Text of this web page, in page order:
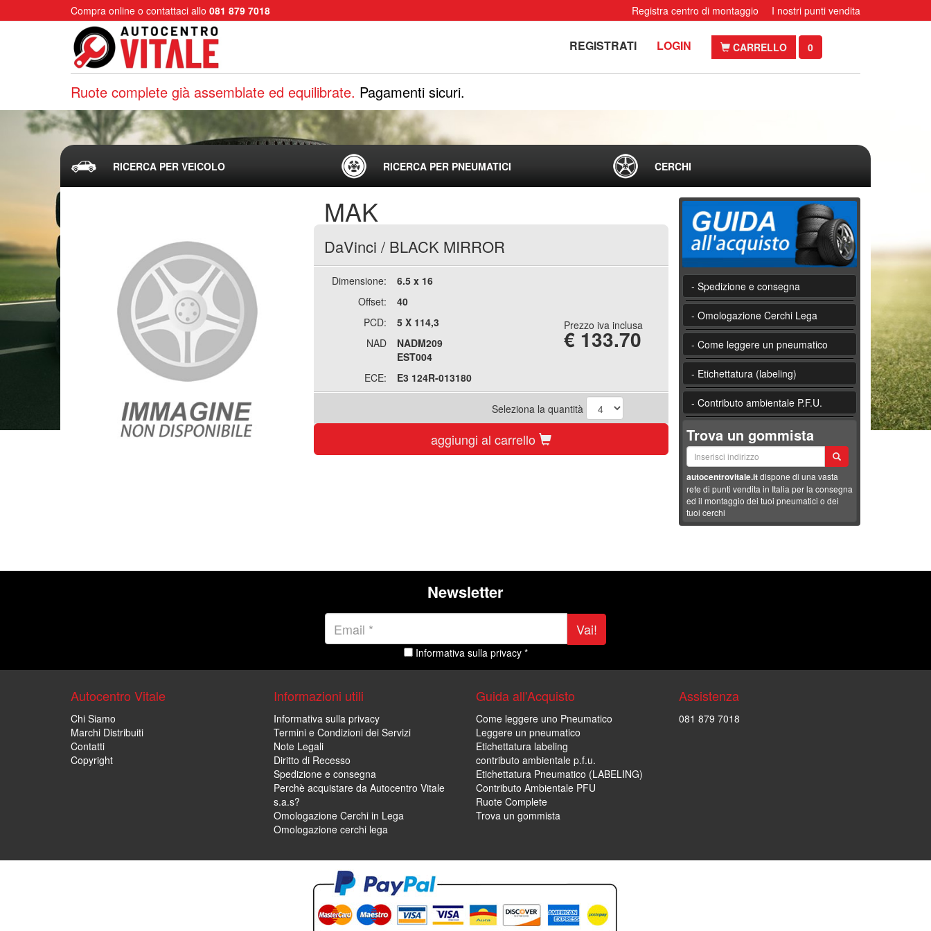
Compra online o contattaci allo 081 879 7018 Registra centro di montaggio I nostri punti vendita
REGISTRATI LOGIN CARRELLO 0
Ruote complete già assemblate ed equilibrate. Pagamenti sicuri.
RICERCA PER VEICOLO RICERCA PER PNEUMATICI CERCHI
MAK
DaVinci / BLACK MIRROR
Dimensione:
6.5 x 16
Offset:
40
PCD:
5 X 114,3
NAD
NADM209
EST004
ECE:
E3 124R-013180
Prezzo iva inclusa
€ 133.70
Seleziona la quantità
aggiungi al carrello
- Spedizione e consegna
- Omologazione Cerchi Lega
- Come leggere un pneumatico
- Etichettatura (labeling)
- Contributo ambientale P.F.U.
Trova un gommista
autocentrovitale.itdispone di una vasta
rete di punti vendita in Italia per la consegna
ed il montaggio dei tuoi pneumatici o dei
tuoi cerchi
Newsletter
Vai!
Informativa sulla privacy *
Autocentro Vitale
Chi Siamo
Marchi Distribuiti
Contatti
Copyright
Informazioni utili
Informativa sulla privacy
Termini e Condizioni dei Servizi
Note Legali
Diritto di Recesso
Spedizione e consegna
Perchè acquistare da Autocentro Vitale
s.a.s?
Omologazione Cerchi in Lega
Omologazione cerchi lega
Guida all'Acquisto
Come leggere uno Pneumatico
Leggere un pneumatico
Etichettatura labeling
contributo ambientale p.f.u.
Etichettatura Pneumatico (LABELING)
Contributo Ambientale PFU
Ruote Complete
Trova un gommista
Assistenza
081 879 7018